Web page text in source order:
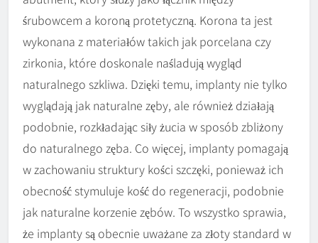
śrubowcem a koroną protetyczną. Korona ta jest
wykonana z materiałów takich jak porcelana czy
zirkonia, które doskonale naśladują wygląd
naturalnego szkliwa. Dzięki temu, implanty nie tylko
wyglądają jak naturalne zęby, ale również działają
podobnie, rozkładając siły żucia w sposób zbliżony
do naturalnego zęba. Co więcej, implanty pomagają
w zachowaniu struktury kości szczęki, ponieważ ich
obecność stymuluje kość do regeneracji, podobnie
jak naturalne korzenie zębów. To wszystko sprawia,
że implanty są obecnie uważane za złoty standard w